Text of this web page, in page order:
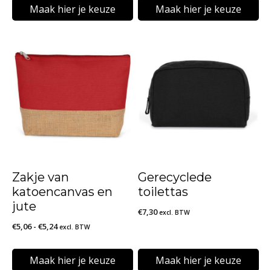
tot
€8,48
Maak hier je keuze
product
heeft
meerdere
variaties.
Deze
gekozen
worden
op
productpagina
tot
€5,94
Maak hier je keuze
heeft
meerdere
variaties.
Deze
gekozen
productpagina
Zakje van
katoencanvas en
jute
€5,06 - €5,24Prijsklasse:
tot
excl. BTW
Maak hier je keuze
Gerecyclede
toilettas
€7,30 excl. BTW
Maak hier je keuze